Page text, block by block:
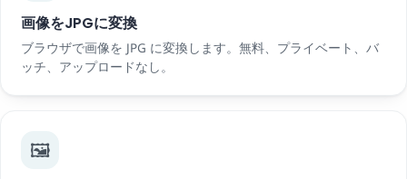
画像をJPGに変換
ブラウザで画像を JPG に変換します。無料、プライベート、バ
ッチ、アップロードなし。
🖼️